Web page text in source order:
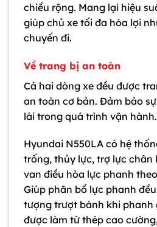
chiều rộng. Mang lại hiệu
giúp chủ xe tối đa hóa lợi
chuyến đi.
Về trang bị an toàn
Cả hai dòng xe đều được
an toàn cơ bản. Đảm bảo
lái trong quá trình vận hành.
Hyundai N550LA có hệ
trống, thủy lực, trợ lực chân
van điều hòa lực phanh
Giúp phân bổ lực phanh
tượng trượt bánh khi phanh
được làm từ thép cao